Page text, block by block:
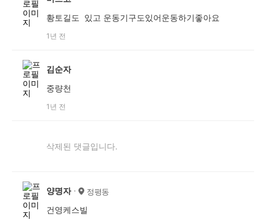
황토길도 있고 운동기구도있어운동하기좋아요
1년 전
김순자
중량천
1년 전
삭제된 댓글입니다.
양명자 정평동
건영케스빌